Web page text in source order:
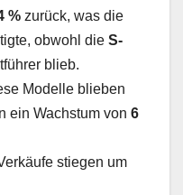
% zurück, was die
obwohl die S-
blieb.
Modelle blieben
ein Wachstum von 6
stiegen um